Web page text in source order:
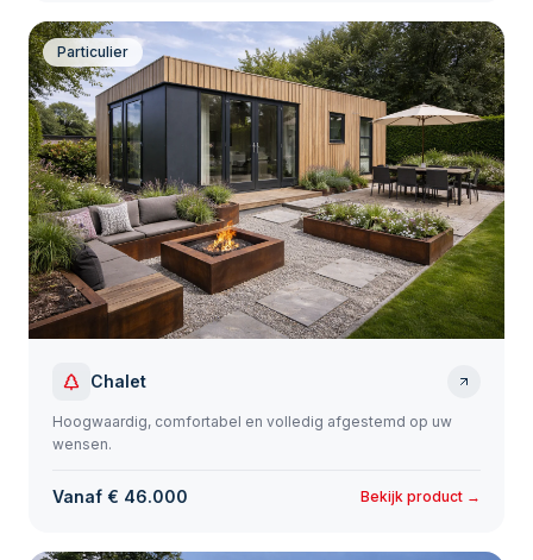
Particulier
Chalet
Hoogwaardig, comfortabel en volledig afgestemd op uw
wensen.
Vanaf € 46.000 Bekijk product →